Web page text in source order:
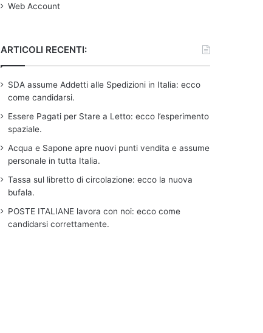
Web Account
ARTICOLI RECENTI:
SDA assume Addetti alle Spedizioni in Italia: ecco
come candidarsi.
Essere Pagati per Stare a Letto: ecco l’esperimento
spaziale.
Acqua e Sapone apre nuovi punti vendita e assume
personale in tutta Italia.
Tassa sul libretto di circolazione: ecco la nuova
bufala.
POSTE ITALIANE lavora con noi: ecco come
candidarsi correttamente.